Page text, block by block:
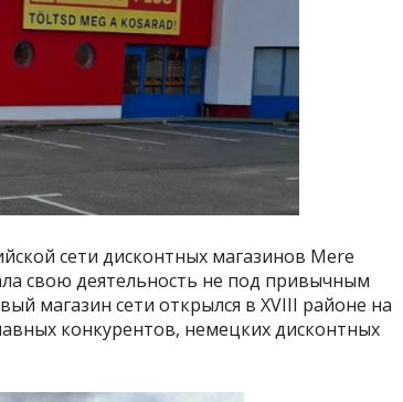
сети дисконтных магазинов Mere
свою деятельность не под привычным
магазин сети открылся в XVIII районе на
конкурентов, немецких дисконтных